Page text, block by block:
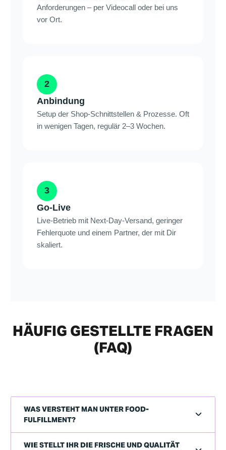
Anforderungen – per Videocall oder bei uns
vor Ort.
2
Anbindung
Setup der Shop-Schnittstellen & Prozesse. Oft
in wenigen Tagen, regulär 2–3 Wochen.
3
Go-Live
Live-Betrieb mit Next-Day-Versand, geringer
Fehlerquote und einem Partner, der mit Dir
skaliert.
HÄUFIG GESTELLTE FRAGEN
(FAQ)
WAS VERSTEHT MAN UNTER FOOD-
FULFILLMENT?
WIE STELLT IHR DIE FRISCHE UND QUALITÄT